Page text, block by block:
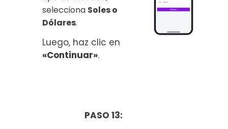
selecciona Soles o
Dólares.
Luego, haz clic en
«Continuar».
PASO 13: